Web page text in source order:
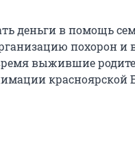
деньги в помощь
похорон и
выжившие
красноярской